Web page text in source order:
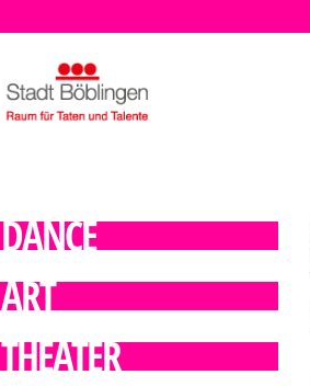
DANCE
ART
THEATER